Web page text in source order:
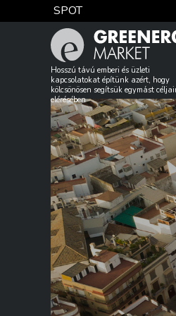
to
SPOT
TTF DA
EUA
DAX index
EUR árfolyam
Hosszú távú emberi és üzleti
kapcsolatokat építünk azért, hogy
kölcsönösen segítsük egymást
elérésében